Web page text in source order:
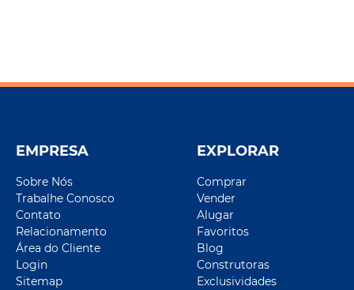
EMPRESA
Sobre Nós
Trabalhe Conosco
Contato
Relacionamento
Área do Cliente
Login
Sitemap
EXPLORAR
Comprar
Vender
Alugar
Favoritos
Blog
Construtoras
Exclusividades